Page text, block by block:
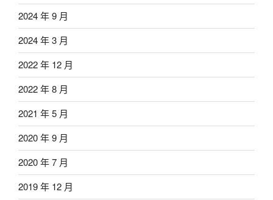
2024 年 9 月
2024 年 3 月
2022 年 12 月
2022 年 8 月
2021 年 5 月
2020 年 9 月
2020 年 7 月
2019 年 12 月